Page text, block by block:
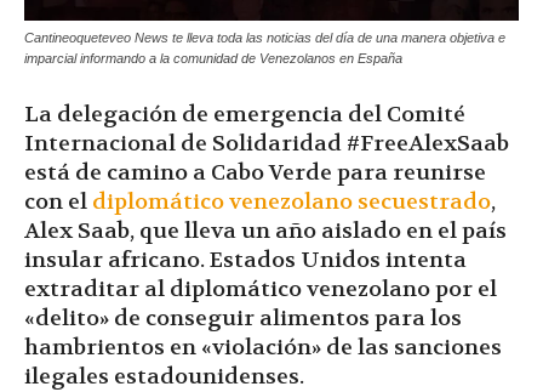
Cantineoqueteveo News te lleva toda las noticias del día de una manera objetiva e
imparcial informando a la comunidad de Venezolanos en España
La delegación de emergencia del Comité
Internacional de Solidaridad #FreeAlexSaab
está de camino a Cabo Verde para reunirse
con el diplomático venezolano secuestrado,
Alex Saab, que lleva un año aislado en el país
insular africano. Estados Unidos intenta
extraditar al diplomático venezolano por el
«delito» de conseguir alimentos para los
hambrientos en «violación» de las sanciones
ilegales estadounidenses.